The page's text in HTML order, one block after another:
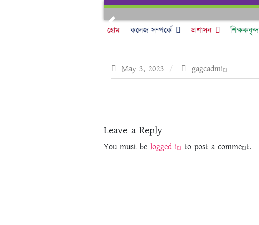
Previous
হোম কলেজ সম্পর্কে প্রশাসন শিক্ষকবৃন্দ
May 3, 2023 gagcadmin
Leave a Reply
You must belogged in to post a comment.